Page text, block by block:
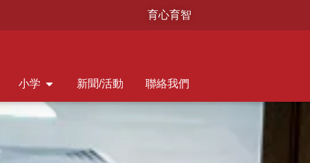
育心育智
小学 新聞/活動 聯絡我們